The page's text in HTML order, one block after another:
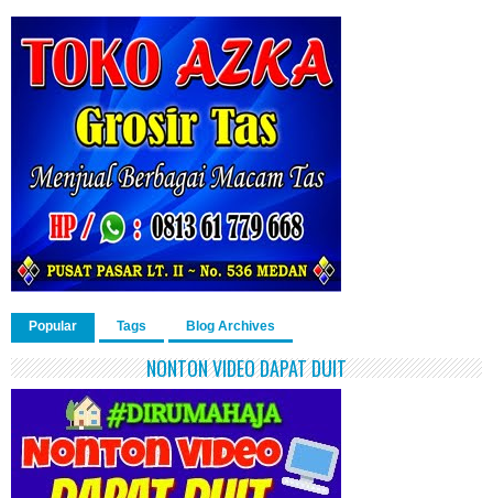
Popular Tags Blog Archives
NONTON VIDEO DAPAT DUIT